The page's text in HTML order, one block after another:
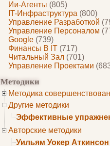
Ии-Агенты (805)
IT-Инфраструктура (800)
Управление Разработкой
Управление Персоналом
Google (739)
Финансы В IT (717)
Читальный Зал (701)
Управление Проектами
Методики
Методика
Другие методики
Эффективные
Авторские методики
Уильям Уокер Аткинсон